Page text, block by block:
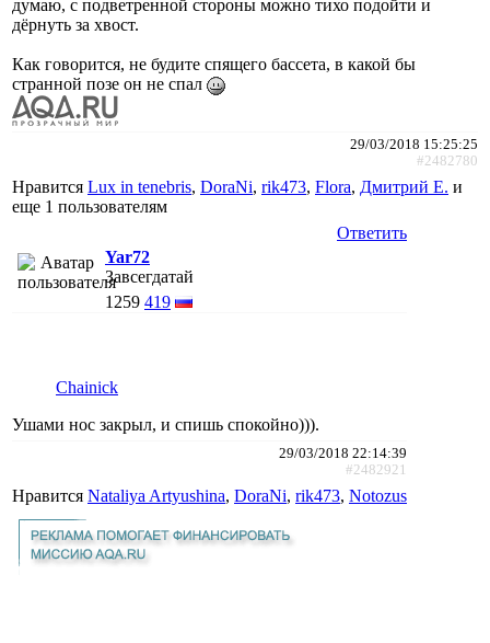
думаю, с подветренной стороны можно тихо подойти и
дёрнуть за хвост.
Как говорится, не будите спящего бассета, в какой бы
странной позе он не спал
29/03/2018 15:25:25
#2482780
Нравится Lux in tenebris, DoraNi, rik473, Flora, Дмитрий Е. и
еще 1 пользователям
Ответить
Yar72
Завсегдатай
1259 419
Chainick
Ушами нос закрыл, и спишь спокойно))).
29/03/2018 22:14:39
#2482921
Нравится Nataliya Artyushina, DoraNi, rik473, Notozus